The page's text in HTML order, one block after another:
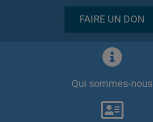
FAIRE UN DON
Qui sommes-nous